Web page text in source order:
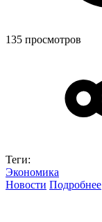
135 просмотров
Теги:
Экономика
Новости Подробнее